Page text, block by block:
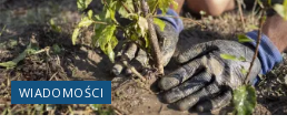
WIADOMOŚCI